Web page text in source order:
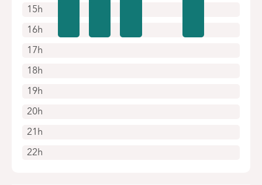
15h
16h
17h
18h
19h
20h
21h
22h